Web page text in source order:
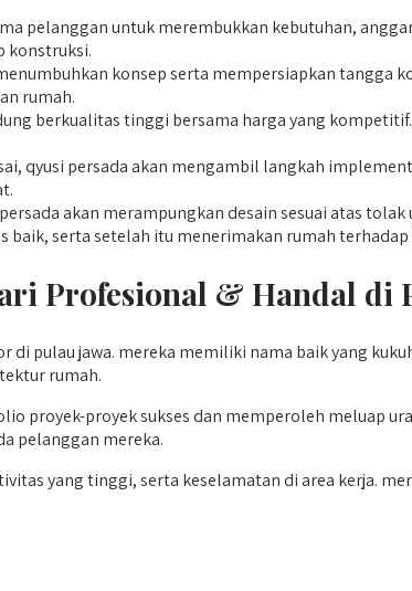
pelanggan untuk merembukkan kebutuhan,
konstruksi.
konsep serta mempersiapkan tangga
rumah.
berkualitas tinggi bersama harga yang
qyusi persada akan mengambil langkah
akan merampungkan desain sesuai atas
serta setelah itu menerimakan rumah
Profesional & Handal di
pulau jawa. mereka memiliki nama baik yang
rumah.
proyek-proyek sukses dan memperoleh meluap
pelanggan mereka.
yang tinggi, serta keselamatan di area kerja.